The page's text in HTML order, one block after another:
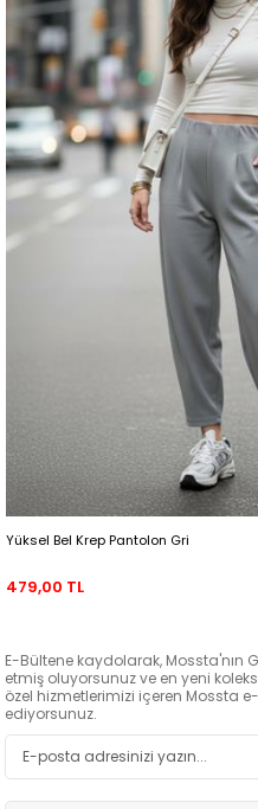
Yüksel Bel Krep Pantolon Gri
479,00 TL
E-Bültene kaydolarak, Mossta'nın
etmiş oluyorsunuz ve en yeni
özel hizmetlerimizi içeren Mossta
ediyorsunuz.